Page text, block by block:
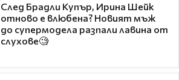
След Брадли Купър, Ирина Шейк
отново е влюбена? Новият мъж
до супермодела разпали лавина от
слухове🧐